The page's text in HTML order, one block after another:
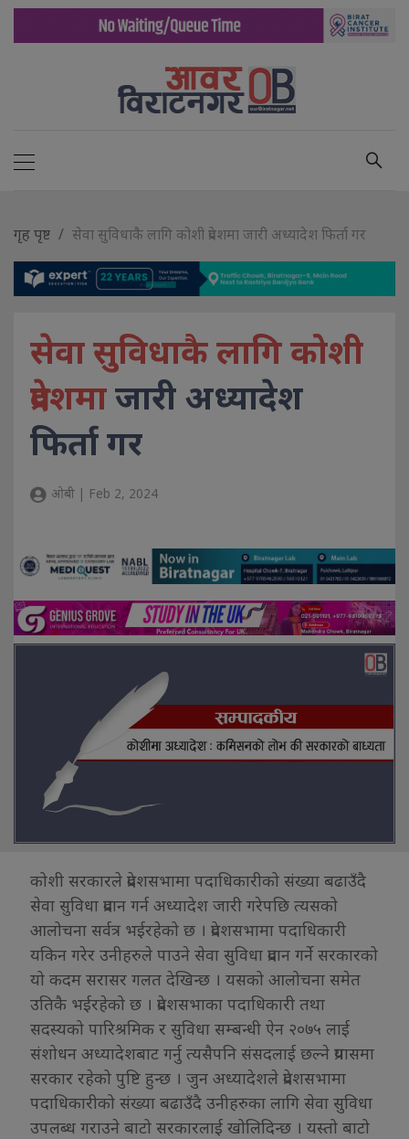
गृह पृष्ट सेवा सुविधाकै लागि कोशी प्रदेशमा जारी अध्यादेश फिर्ता गर
सेवा सुविधाकै लागि कोशी
प्रदेशमाजारी अध्यादेश
फिर्ता गर
ओबी | Feb 2, 2024
कोशी सरकारले प्रदेशसभामा पदाधिकारीको संख्या बढाउँदै
सेवा सुविधा प्रदान गर्न अध्यादेश जारी गरेपछि त्यसको
आलोचना सर्वत्र भईरहेको छ । प्रदेशसभामा पदाधिकारी
यकिन गरेर उनीहरुले पाउने सेवा सुविधा प्रदान गर्ने सरकारको
यो कदम सरासर गलत देखिन्छ । यसको आलोचना समेत
उतिकै भईरहेको छ । प्रदेशसभाका पदाधिकारी तथा
सदस्यको पारिश्रमिक र सुविधा सम्बन्धी ऐन २०७५ लाई
संशोधन अध्यादेशबाट गर्नु त्यसैपनि संसदलाई छल्ने प्रयासमा
सरकार रहेको पुष्टि हुन्छ । जुन अध्यादेशले प्रदेशसभामा
पदाधिकारीको संख्या बढाउँदै उनीहरुका लागि सेवा सुविधा
उपलब्ध गराउने बाटो सरकारलाई खोलिदिन्छ । यस्तो बाटो